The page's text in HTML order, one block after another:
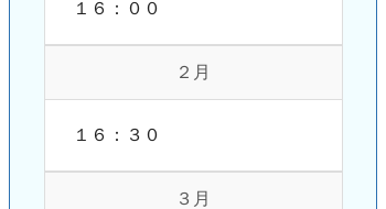
１６：００
２月
１６：３０
３月